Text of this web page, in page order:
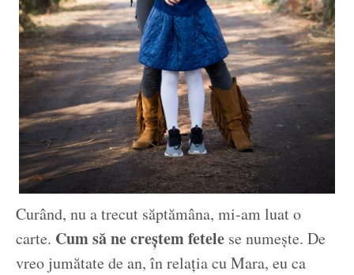
Curând, nu a trecut săptămâna, mi-am luat o
carte. Cum să ne creștem fetele se numește. De
vreo jumătate de an, în relația cu Mara, eu ca